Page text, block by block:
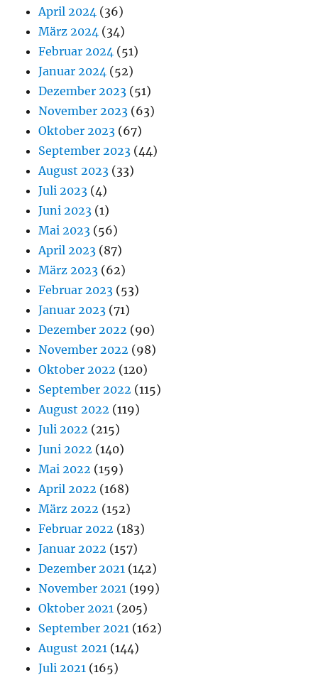
April 2024 (36)
März 2024 (34)
Februar 2024 (51)
Januar 2024 (52)
Dezember 2023 (51)
November 2023 (63)
Oktober 2023 (67)
September 2023 (44)
August 2023 (33)
Juli 2023 (4)
Juni 2023 (1)
Mai 2023 (56)
April 2023 (87)
März 2023 (62)
Februar 2023 (53)
Januar 2023 (71)
Dezember 2022 (90)
November 2022 (98)
Oktober 2022 (120)
September 2022 (115)
August 2022 (119)
Juli 2022 (215)
Juni 2022 (140)
Mai 2022 (159)
April 2022 (168)
März 2022 (152)
Februar 2022 (183)
Januar 2022 (157)
Dezember 2021 (142)
November 2021 (199)
Oktober 2021 (205)
September 2021 (162)
August 2021 (144)
Juli 2021 (165)